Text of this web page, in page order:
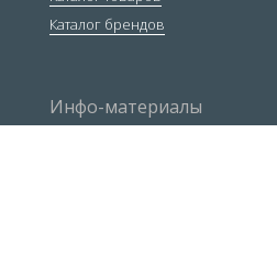
Каталог брендов
Инфо-материалы